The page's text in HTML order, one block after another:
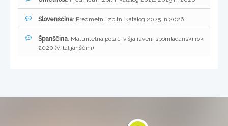
Slovenščina: Predmetni izpitni katalog 2025 in 2026
Španščina: Maturitetna pola 1, višja raven, spomladanski rok
2020 (v italijanščini)